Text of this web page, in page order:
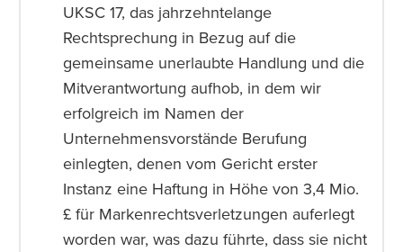
UKSC 17, das jahrzehntelange
Rechtsprechung in Bezug auf die
gemeinsame unerlaubte Handlung und die
Mitverantwortung aufhob, in dem wir
erfolgreich im Namen der
Unternehmensvorstände Berufung
einlegten, denen vom Gericht erster
Instanz eine Haftung in Höhe von 3,4 Mio.
£ für Markenrechtsverletzungen auferlegt
worden war, was dazu führte, dass sie nicht